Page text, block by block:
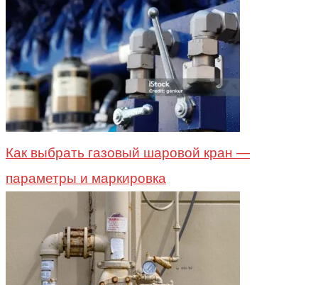
Как выбрать газовый шаровой кран —
параметры и маркировка